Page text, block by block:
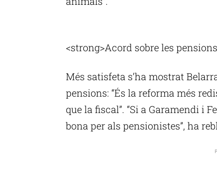
<strong>Acord sobre les
Més satisfeta s’ha mostrat
pensions: “És la reforma més
que la fiscal”. “Si a Garamendi i
bona per als pensionistes”, ha